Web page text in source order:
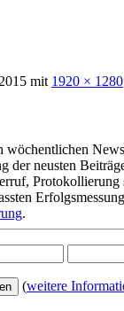
mit 1920 × 1280
wöchentlichen
der neusten
Protokollierung
.
(weitere